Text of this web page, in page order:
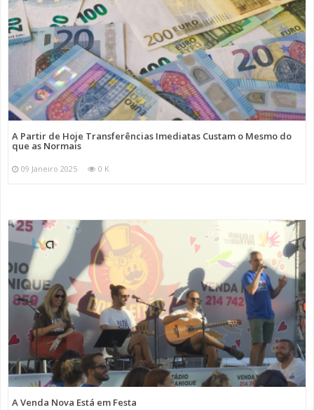
A Partir de Hoje Transferências Imediatas Custam o Mesmo do
que as Normais
09 Janeiro 2025 0 K
A Venda Nova Está em Festa